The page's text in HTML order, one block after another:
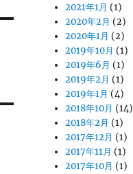
2021年1月 (1)
2020年2月 (2)
2020年1月 (2)
2019年10月 (1)
2019年6月 (1)
2019年2月 (1)
2019年1月 (4)
2018年10月 (14)
2018年2月 (1)
2017年12月 (1)
2017年11月 (1)
2017年10月 (1)